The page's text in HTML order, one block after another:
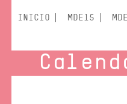
INICIO MDE15
5:00 am